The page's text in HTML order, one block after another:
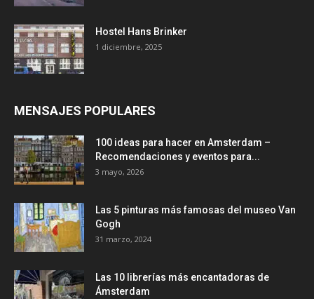
Hostel Hans Brinker
1 diciembre, 2025
MENSAJES POPULARES
100 ideas para hacer en Amsterdam –
Recomendaciones y eventos para...
3 mayo, 2026
Las 5 pinturas más famosas del museo Van
Gogh
31 marzo, 2024
Las 10 librerías más encantadoras de
Ámsterdam